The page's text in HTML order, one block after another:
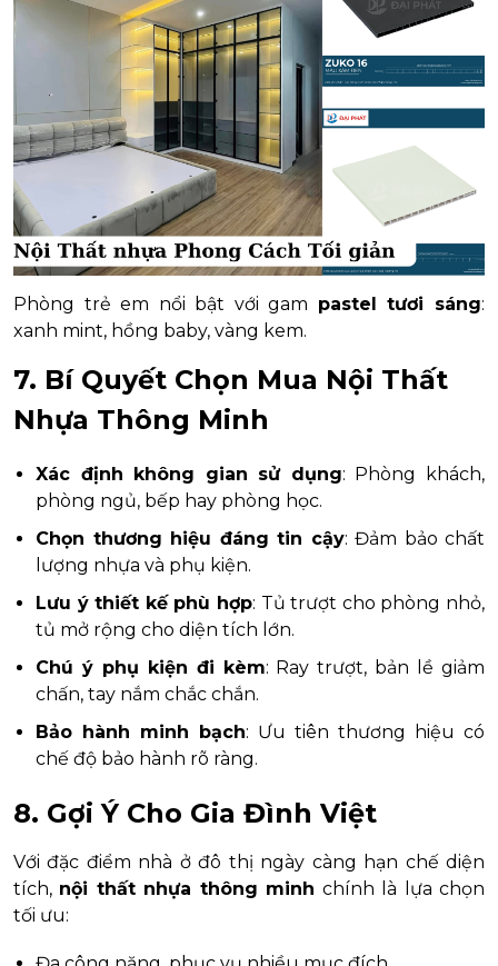
Phòng trẻ em nổi bật với gam pastel tươi sáng:
xanh mint, hồng baby, vàng kem.
7. Bí Quyết Chọn Mua Nội Thất
Nhựa Thông Minh
Xác định không gian sử dụng: Phòng khách,
phòng ngủ, bếp hay phòng học.
Chọn thương hiệu đáng tin cậy: Đảm bảo chất
lượng nhựa và phụ kiện.
Lưu ý thiết kế phù hợp: Tủ trượt cho phòng nhỏ,
tủ mở rộng cho diện tích lớn.
Chú ý phụ kiện đi kèm: Ray trượt, bản lề giảm
chấn, tay nắm chắc chắn.
Bảo hành minh bạch: Ưu tiên thương hiệu có
chế độ bảo hành rõ ràng.
8. Gợi Ý Cho Gia Đình Việt
Với đặc điểm nhà ở đô thị ngày càng hạn chế diện
tích, nội thất nhựa thông minh chính là lựa chọn
tối ưu: